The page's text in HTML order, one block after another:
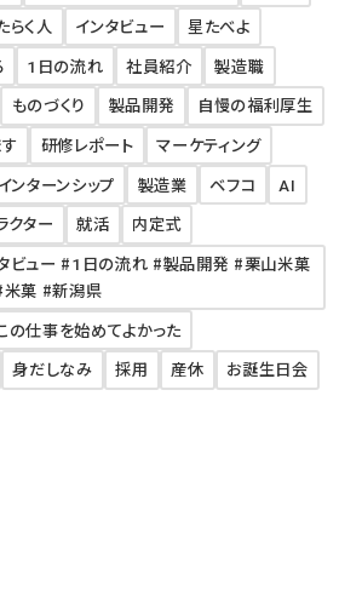
らく人 インタビュー
星たべよ
1日の流れ 社員紹介
製造職
ものづくり 製品開発
自慢の福利厚生
研修レポート
マーケティング
インターンシップ 製造業 ベフコ
AI
クター
就活
内定式
ビュー #1日の流れ #製品開発 #栗山米菓
菓 #新潟県
の仕事を始めてよかった
身だしなみ 採用 産休 お誕生日会